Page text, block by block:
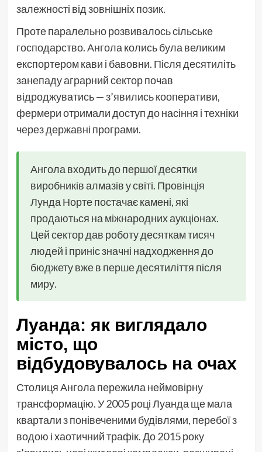
залежності від зовнішніх позик.
Проте паралельно розвивалось сільське
господарство. Ангола колись була великим
експортером кави і бавовни. Після десятиліть
занепаду аграрний сектор почав
відроджуватись — з’явились кооперативи,
фермери отримали доступ до насіння і техніки
через державні програми.
Ангола входить до першої десятки
виробників алмазів у світі. Провінція
Лунда Норте постачає камені, які
продаються на міжнародних аукціонах.
Цей сектор дав роботу десяткам тисяч
людей і приніс значні надходження до
бюджету вже в перше десятиліття після
миру.
Луанда: як виглядало
місто, що
відбудовувалось на очах
Столиця Ангола пережила неймовірну
трансформацію. У 2005 році Луанда ще мала
квартали з понівеченими будівлями, перебої з
водою і хаотичний трафік. До 2015 року